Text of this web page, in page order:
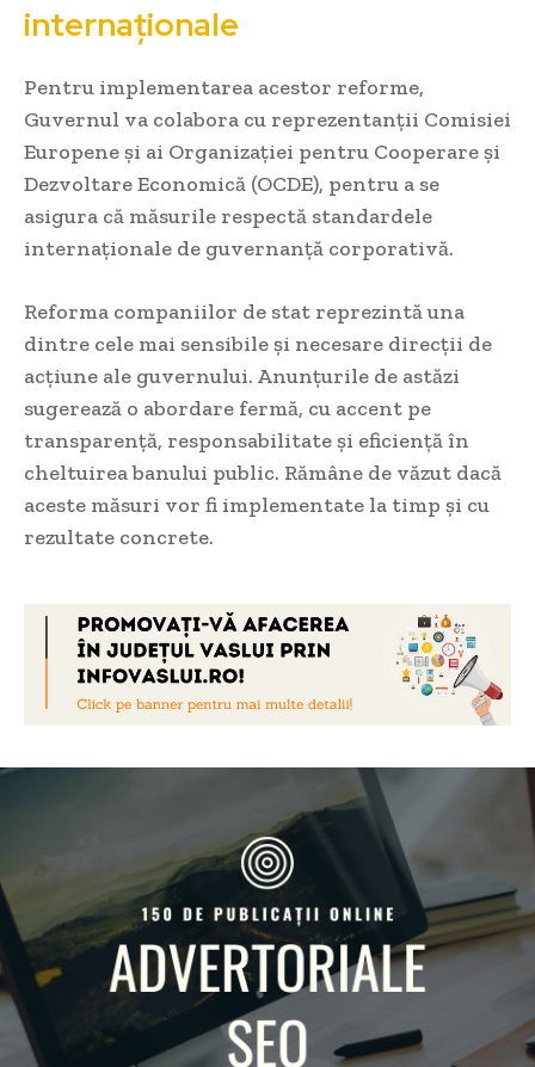
internaționale
Pentru implementarea acestor reforme,
Guvernul va colabora cu reprezentanții Comisiei
Europene și ai Organizației pentru Cooperare și
Dezvoltare Economică (OCDE), pentru a se
asigura că măsurile respectă standardele
internaționale de guvernanță corporativă.
Reforma companiilor de stat reprezintă una
dintre cele mai sensibile și necesare direcții de
acțiune ale guvernului. Anunțurile de astăzi
sugerează o abordare fermă, cu accent pe
transparență, responsabilitate și eficiență în
cheltuirea banului public. Rămâne de văzut dacă
aceste măsuri vor fi implementate la timp și cu
rezultate concrete.